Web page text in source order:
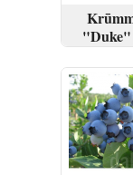
"Duke"
SKATĪT